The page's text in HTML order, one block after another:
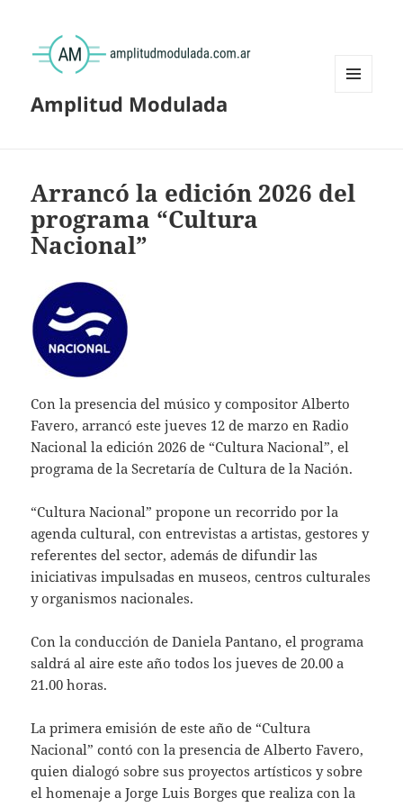
Amplitud Modulada
Arrancó la edición 2026 del
programa “Cultura
Nacional”
Con la presencia del músico y compositor Alberto
Favero, arrancó este jueves 12 de marzo en Radio
Nacional la edición 2026 de “Cultura Nacional”, el
programa de la Secretaría de Cultura de la Nación.
“Cultura Nacional” propone un recorrido por la
agenda cultural, con entrevistas a artistas, gestores y
referentes del sector, además de difundir las
iniciativas impulsadas en museos, centros culturales
y organismos nacionales.
Con la conducción de Daniela Pantano, el programa
saldrá al aire este año todos los jueves de 20.00 a
21.00 horas.
La primera emisión de este año de “Cultura
Nacional” contó con la presencia de Alberto Favero,
quien dialogó sobre sus proyectos artísticos y sobre
el homenaje a Jorge Luis Borges que realiza con la